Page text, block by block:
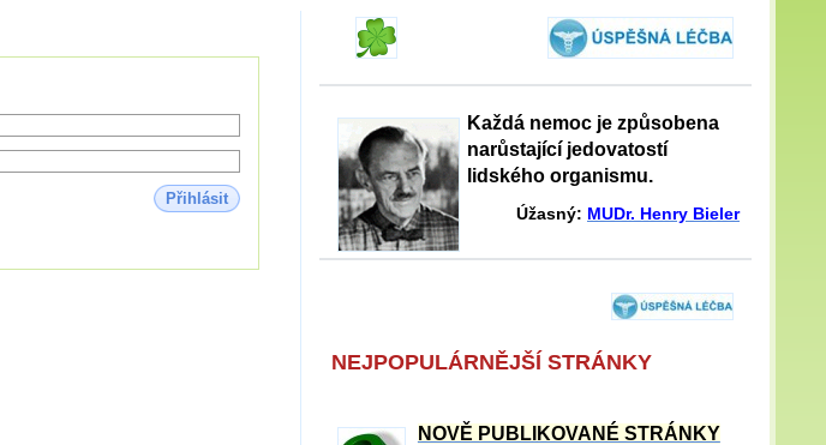
Přihlásit
Každá nemoc je způsobena
narůstající jedovatostí
lidského organismu.
Úžasný: MUDr. Henry Bieler
NEJPOPULÁRNĚJŠÍ STRÁNKY
NOVĚ PUBLIKOVANÉ STRÁNKY